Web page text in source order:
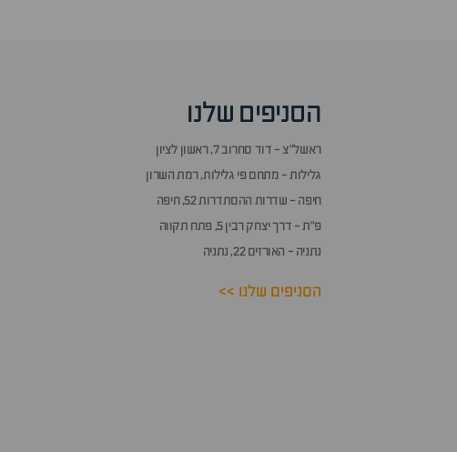
הסניפים שלנו
ראשל״צ - דוד סחרוב 7, ראשון לציון
גלילות - מתחם פי גלילות, רמת השרון
חיפה - שדרות ההסתדרות 52, חיפה
פ״ת - דרך יצחק רבין 5, פתח תקווה
נתניה - האורזים 22, נתניה
הסניפים שלנו >>